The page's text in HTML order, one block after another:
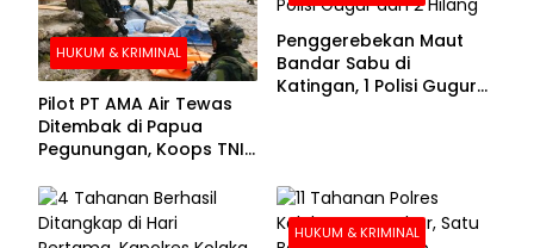
HUKUM & KRIMINAL
Pilot PT AMA Air Tewas
Ditembak di Papua
Pegunungan, Koops TNI
Evakuasi Jenazah
Korban
Penggerebekan Maut
Bandar Sabu di
Katingan, 1 Polisi Gugur
HUKUM & KRIMINAL